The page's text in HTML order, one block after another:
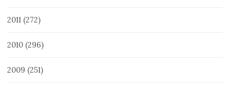
2011 (272)
2010 (296)
2009 (251)